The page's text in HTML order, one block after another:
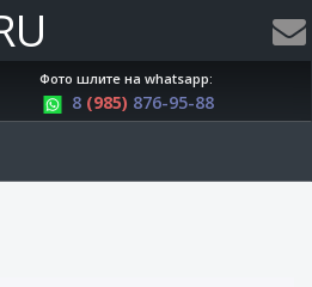
Фото шлите на whatsapp:
8 (985) 876-95-88